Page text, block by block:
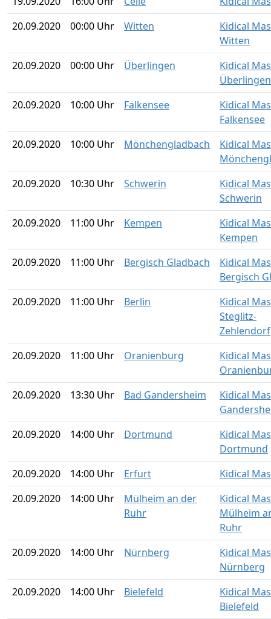
20.09.2020
00:00 Uhr Witten
Kidical
Witten
20.09.2020
00:00 Uhr Überlingen
Kidical
Überlingen
20.09.2020
10:00 Uhr Falkensee
Kidical
Falkensee
20.09.2020
10:00 Uhr Mönchengladbach
Kidical
20.09.2020
10:30 Uhr Schwerin
Kidical
Schwerin
20.09.2020
11:00 Uhr Kempen
Kidical
Kempen
20.09.2020
11:00 Uhr Bergisch Gladbach
Kidical
Bergisch
20.09.2020
11:00 Uhr Berlin
Kidical
Steglitz-
Zehlendorf
20.09.2020
11:00 Uhr Oranienburg
Kidical
20.09.2020
13:30 Uhr Bad Gandersheim
Kidical
20.09.2020
14:00 Uhr Dortmund
Kidical
Dortmund
20.09.2020
14:00 Uhr Erfurt
Kidical
20.09.2020
14:00 Uhr
Mülheim an der
Ruhr
Kidical
Mülheim
Ruhr
20.09.2020
14:00 Uhr Nürnberg
Kidical
Nürnberg
20.09.2020
14:00 Uhr Bielefeld
Kidical
Bielefeld